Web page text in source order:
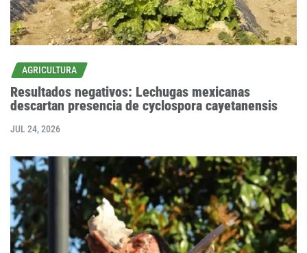
AGRICULTURA
Resultados negativos: Lechugas mexicanas
descartan presencia de cyclospora cayetanensis
JUL 24, 2026